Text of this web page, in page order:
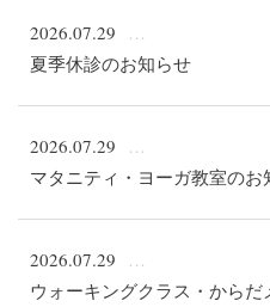
2026.07.29
夏季休診のお知らせ
2026.07.29
マタニティ・ヨーガ教室のお
2026.07.29
ウォーキングクラス・からだ